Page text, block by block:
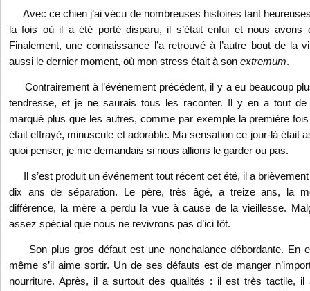
Avec ce chien j’ai vécu de nombreuses histoires tant
la fois où il a été porté disparu, il s’était enfui et nous
Finalement, une connaissance l’a retrouvé à l’autre bout de la
aussi le dernier moment, où mon stress était à son extremum.
Contrairement à l’événement précédent, il y a eu beaucoup
tendresse, et je ne saurais tous les raconter. Il y en a tout de
marqué plus que les autres, comme par exemple la première
était effrayé, minuscule et adorable. Ma sensation ce jour-là était
quoi penser, je me demandais si nous allions le garder ou pas.
Il s’est produit un événement tout récent cet été, il a
dix ans de séparation. Le père, très âgé, a treize ans, la
différence, la mère a perdu la vue à cause de la vieillesse.
assez spécial que nous ne revivrons pas d’ici tôt.
Son plus gros défaut est une nonchalance débordante. En
même s’il aime sortir. Un de ses défauts est de manger
nourriture. Après, il a surtout des qualités : il est très tactile, il